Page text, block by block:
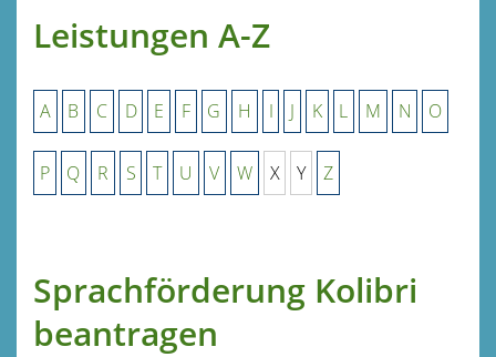
Leistungen A-Z
A B C D E F G H I J K L M N O
P Q R S T U V W X Y Z
Sprachförderung Kolibri
beantragen